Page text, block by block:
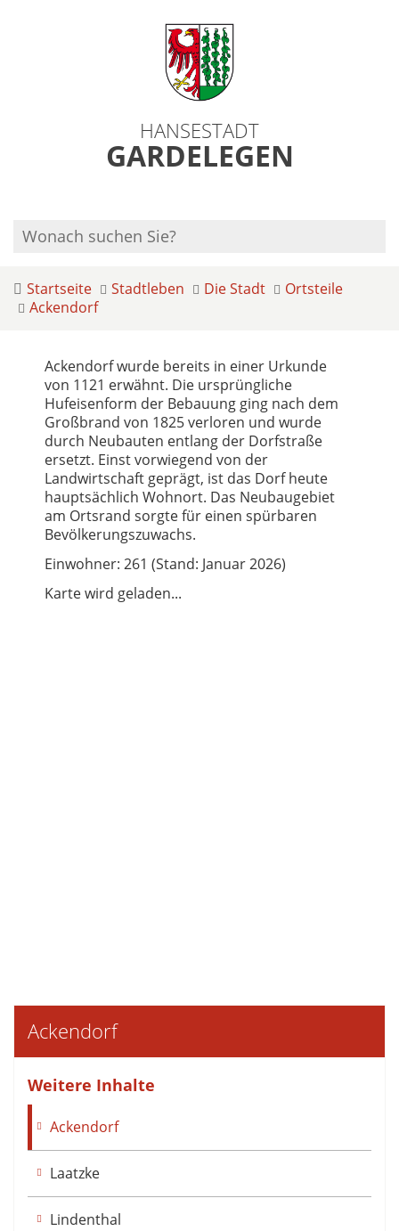
HANSESTADT
GARDELEGEN
Startseite Stadtleben Die Stadt
Ortsteile
Ackendorf
Ackendorf wurde bereits in einer Urkunde
von 1121 erwähnt. Die ursprüngliche
Hufeisenform der Bebauung ging nach dem
Großbrand von 1825 verloren und wurde
durch Neubauten entlang der Dorfstraße
ersetzt. Einst vorwiegend von der
Landwirtschaft geprägt, ist das Dorf heute
hauptsächlich Wohnort. Das Neubaugebiet
am Ortsrand sorgte für einen spürbaren
Bevölkerungszuwachs.
Einwohner: 261 (Stand: Januar 2026)
Karte wird geladen...
Ackendorf
Weitere Inhalte
Ackendorf
Laatzke
Lindenthal